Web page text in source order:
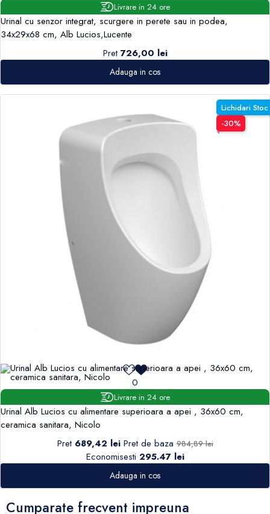
Livrare in 24 ore
Urinal cu senzor integrat, scurgere in perete sau in podea,
34x29x68 cm, Alb Lucios,Lucente
Pret 726,00 lei
Adauga in cos
0
Lichidari Stoc
-30%
Livrare in 24 ore
Urinal Alb Lucios cu alimentare superioara a apei , 36x60 cm,
ceramica sanitara, Nicolo
Pret 689,42 lei Pret de baza 984,89 lei
Economisesti 295.47 lei
Adauga in cos
Cumparate frecvent impreuna